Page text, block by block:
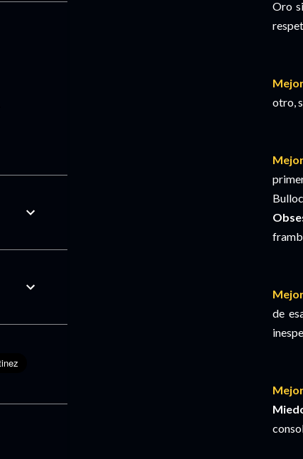
Oro
otro,
de